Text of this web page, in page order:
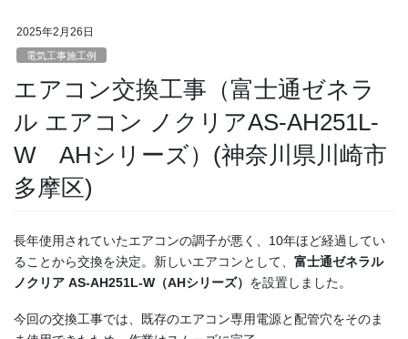
2025年2月26日
電気工事施工例
エアコン交換工事（富士通ゼネラ
ル エアコン ノクリアAS-AH251L-
W AHシリーズ）(神奈川県川崎市
多摩区)
長年使用されていたエアコンの調子が悪く、10年ほど経過してい
ることから交換を決定。新しいエアコンとして、 富士通ゼネラル
ノクリア AS-AH251L-W（AHシリーズ） を設置しました。
今回の交換工事では、既存のエアコン専用電源と配管穴をそのま